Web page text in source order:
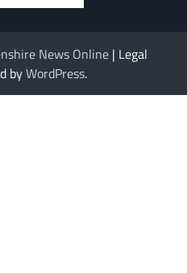
News Online | Legal
byWordPress.